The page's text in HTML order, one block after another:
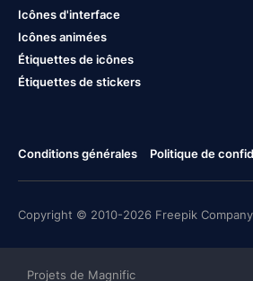
Icônes d'interface
Icônes animées
Étiquettes de icônes
Étiquettes de stickers
Conditions générales Politique de
Copyright © 2010-2026 Freepik
Projets de Magnific